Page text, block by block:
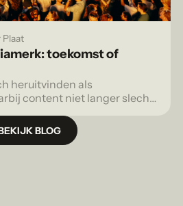
Plaat
toekomst of
heruitvinden als
content niet langer slechts
BLOG